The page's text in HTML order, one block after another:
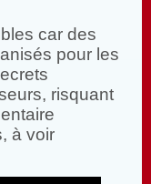
car des
pour les
risquant
à voir